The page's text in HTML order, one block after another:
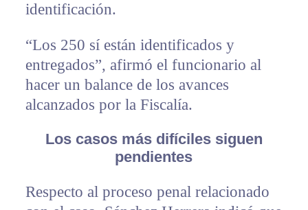
identificación.
“Los 250 sí están identificados y
entregados”, afirmó el funcionario al
hacer un balance de los avances
alcanzados por la Fiscalía.
Los casos más difíciles siguen
pendientes
Respecto al proceso penal relacionado